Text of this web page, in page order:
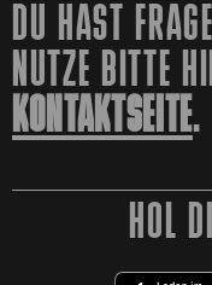
DU HAST
NUTZE BITTE
KONTAKTSEITE.
HOL